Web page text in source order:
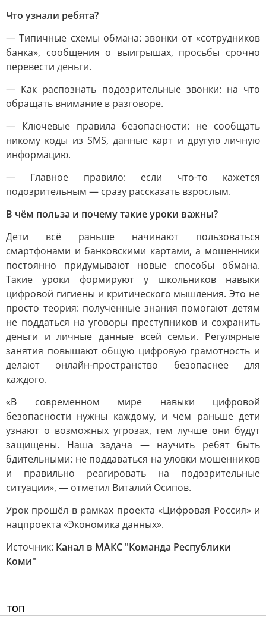
Что узнали ребята?
— Типичные схемы обмана: звонки от «сотрудников
банка», сообщения о выигрышах, просьбы срочно
перевести деньги.
— Как распознать подозрительные звонки: на что
обращать внимание в разговоре.
— Ключевые правила безопасности: не сообщать
никому коды из SMS, данные карт и другую личную
информацию.
— Главное правило: если что-то кажется
подозрительным — сразу рассказать взрослым.
В чём польза и почему такие уроки важны?
Дети всё раньше начинают пользоваться
смартфонами и банковскими картами, а мошенники
постоянно придумывают новые способы обмана.
Такие уроки формируют у школьников навыки
цифровой гигиены и критического мышления. Это не
просто теория: полученные знания помогают детям
не поддаться на уговоры преступников и сохранить
деньги и личные данные всей семьи. Регулярные
занятия повышают общую цифровую грамотность и
делают онлайн-пространство безопаснее для
каждого.
«В современном мире навыки цифровой
безопасности нужны каждому, и чем раньше дети
узнают о возможных угрозах, тем лучше они будут
защищены. Наша задача — научить ребят быть
бдительными: не поддаваться на уловки мошенников
и правильно реагировать на подозрительные
ситуации», — отметил Виталий Осипов.
Урок прошёл в рамках проекта «Цифровая Россия» и
нацпроекта «Экономика данных».
Источник: Канал в МАКС "Команда Республики
Коми"
ТОП